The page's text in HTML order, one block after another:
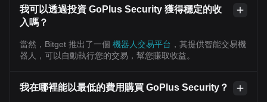
我可以透過投資 GoPlus Security 獲得穩定的收
入嗎？
當然，Bitget 推出了一個 機器人交易平台 ，其提供智能交易機
器人，可以自動執行您的交易，幫您賺取收益。
我在哪裡能以最低的費用購買 GoPlus Security？